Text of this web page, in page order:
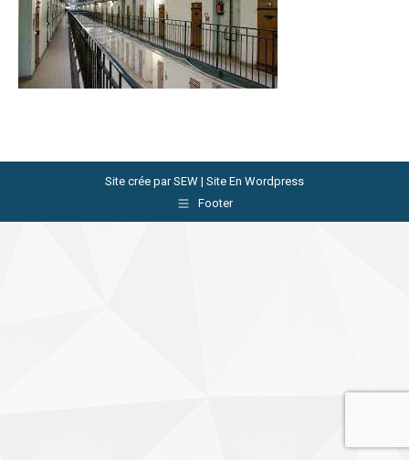
Site crée parSEW | Site En Wordpress
Footer